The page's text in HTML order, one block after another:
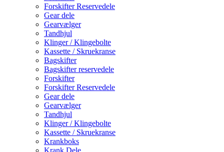
Forskifter Reservedele
Gear dele
Gearvælger
Tandhjul
Klinger / Klingebolte
Kassette / Skruekranse
Bagskifter
Bagskifter reservedele
Forskifter
Forskifter Reservedele
Gear dele
Gearvælger
Tandhjul
Klinger / Klingebolte
Kassette / Skruekranse
Krankboks
Krank Dele